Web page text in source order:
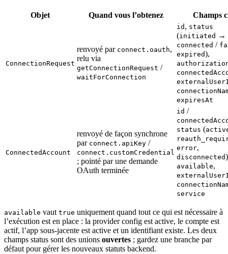
Objet Quand vous l’obtenez Champs
ConnectionRequest
renvoyé par connect.oauth,
relu via
getConnectionRequest /
waitForConnection
id , status
(initiated →
connected /
expired),
expiresAt
ConnectedAccount
renvoyé de façon synchrone
par connect.apiKey /
connect.customCredential
; pointé par une demande
OAuth terminée
id /
status (
error,
disconnected
available,
service
available vaut true uniquement quand tout ce qui est nécessaire à
l’exécution est en place : la provider config est active, le compte est
actif, l’app sous-jacente est active et un identifiant existe. Les deux
champs status sont des unions ouvertes ; gardez une branche par
défaut pour gérer les nouveaux statuts backend.